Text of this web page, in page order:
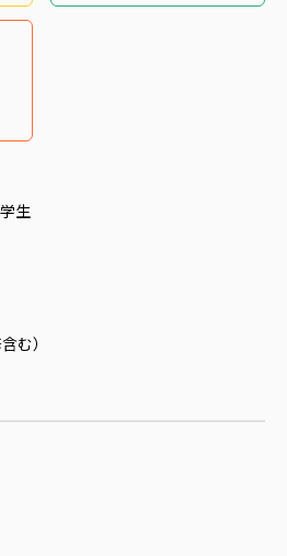
生
む）